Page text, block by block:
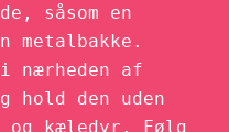
såsom en
metalbakke.
nærheden af
hold den uden
og kæledyr. Følg